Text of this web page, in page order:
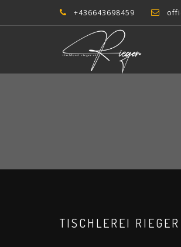
+436643698459
TISCHLEREI RIEGER